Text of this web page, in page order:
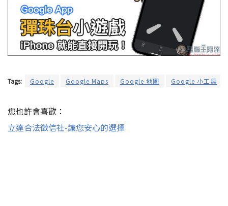
Tags: Google Google Maps Google 地圖 Google 小工具
您也許會喜歡：
立達合法徵信社-讓您安心的選擇